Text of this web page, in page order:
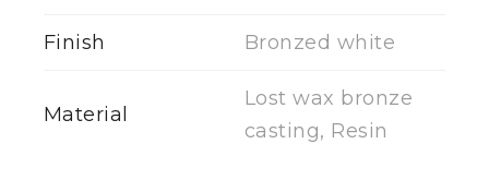
Finish Bronzed white
Material
Lost wax bronze
casting, Resin